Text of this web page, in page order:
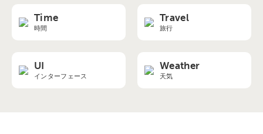
Time
時間
Travel
旅行
UI
インターフェース
Weather
天気